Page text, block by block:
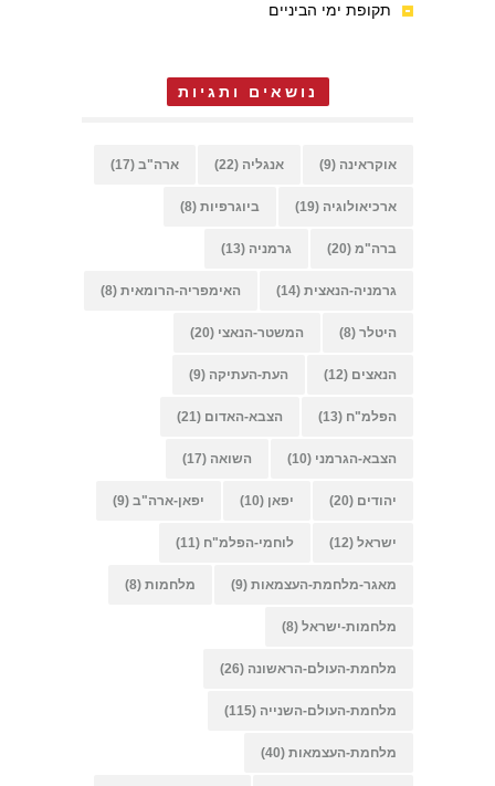
תקופת ימי הביניים
נושאים ותגיות
אוקראינה (9) אנגליה (22) ארה"ב (17)
ארכיאולוגיה (19) ביוגרפיות (8)
ברה"מ (20) גרמניה (13)
גרמניה-הנאצית (14) האימפריה-הרומאית (8)
היטלר (8) המשטר-הנאצי (20)
הנאצים (12) העת-העתיקה (9)
הפלמ"ח (13) הצבא-האדום (21)
הצבא-הגרמני (10) השואה (17)
יהודים (20) יפאן (10) יפאן-ארה"ב (9)
ישראל (12) לוחמי-הפלמ"ח (11)
מאגר-מלחמת-העצמאות (9) מלחמות (8)
מלחמות-ישראל (8)
מלחמת-העולם-הראשונה (26)
מלחמת-העולם-השנייה (115)
מלחמת-העצמאות (40)